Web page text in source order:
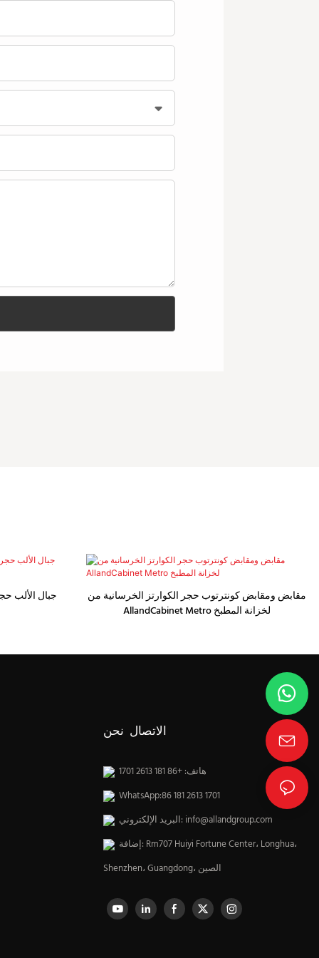
جبال الألب
مقابض ومقابض كونترتوب حجر الكوارتز الخرسانية من
AllandCabinet Metro لخزانة المطبخ
الاتصال نحن
هاتف: +86 181 2613 1701
WhatsApp:86 181 2613 1701
البريد الإلكتروني: info@allandgroup.com
إضافة: Rm707 Huiyi Fortune Center، Longhua،
Shenzhen، Guangdong، الصين